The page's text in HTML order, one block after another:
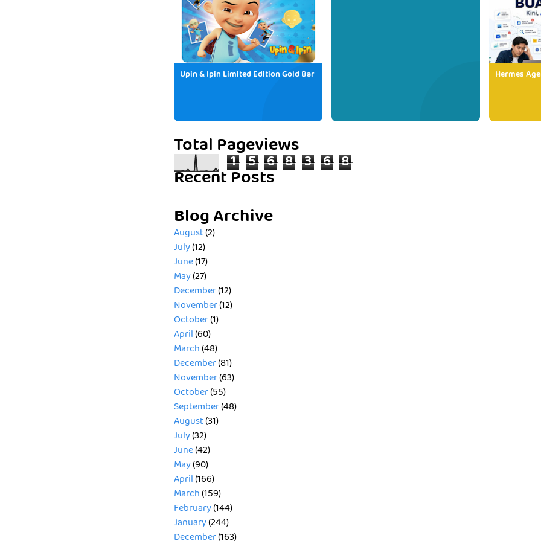
Upin & Ipin Limited Edition Gold Bar Hermes
Total Pageviews
1 5 6 8 3 6 8
Recent Posts
Blog Archive
August(2)
July(12)
June(17)
May(27)
December(12)
November(12)
October(1)
April(60)
March(48)
December(81)
November(63)
October(55)
September(48)
August(31)
July(32)
June(42)
May(90)
April(166)
March(159)
February(144)
January(244)